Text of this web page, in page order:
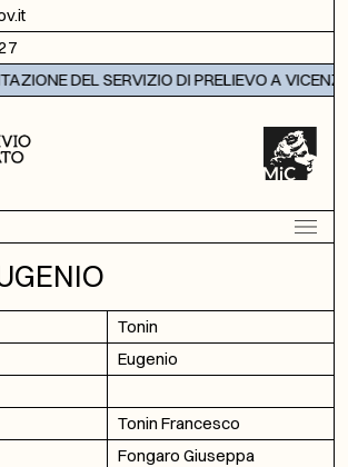
DEL SERVIZIO DI PRELIEVO A VICENZA
Tonin
Eugenio
Tonin Francesco
Fongaro Giuseppa